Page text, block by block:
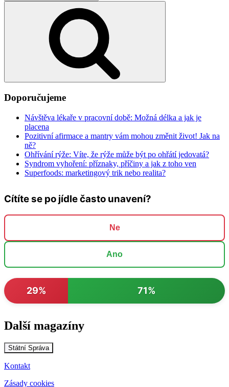
Doporučujeme
Návštěva lékaře v pracovní době: Možná délka a jak je
placena
Pozitivní afirmace a mantry vám mohou změnit život! Jak na
ně?
Ohřívání rýže: Víte, že rýže může být po ohřátí jedovatá?
Syndrom vyhoření: příznaky, příčiny a jak z toho ven
Superfoods: marketingový trik nebo realita?
Cítíte se po jídle často unavení?
Ne
Ano
29% 71%
Další magazíny
Státní Správa
Kontakt
Zásady cookies